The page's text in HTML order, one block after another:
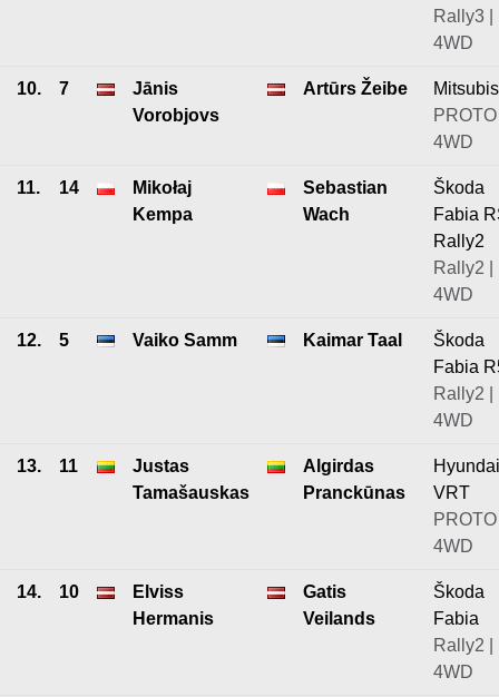
Rally3 |
4WD
10. 7
Jānis
Vorobjovs
Artūrs Žeibe
4WD
11. 14
Mikołaj
Kempa
Sebastian
Wach
Škoda
Fabia
Rally2
Rally2 |
4WD
12. 5 Vaiko Samm Kaimar Taal
Škoda
Fabia
Rally2 |
4WD
13. 11
Justas
Tamašauskas
Algirdas
Pranckūnas
VRT
4WD
14. 10
Elviss
Hermanis
Gatis
Veilands
Škoda
Fabia
Rally2 |
4WD